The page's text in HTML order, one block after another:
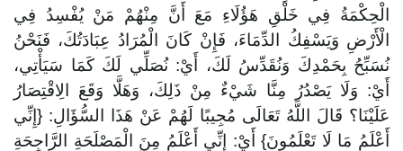
الْحِكْمَةُ فِي خَلْقِ هَؤُلَاءِ مَعَ أَنَّ مِنْهُمْ مَنْ يُفْسِدُ فِي
الْأَرْضِ وَيَسْفِكُ الدِّمَاءَ، فَإِنْ كَانَ الْمُرَادُ عِبَادَتُكَ، فَنَحْنُ
نُسَبِّحُ بِحَمْدِكَ وَنُقَدِّسُ لَكَ، أَيْ: نُصَلِّي لَكَ كَمَا سَيَأْتِي،
أَيْ: وَلَا يَصْدُرُ مِنَّا شَيْءٌ مِنْ ذَلِكَ، وَهَلَّا وَقَعَ الِاقْتِصَارُ
عَلَيْنَا؟ قَالَ اللَّهُ تَعَالَى مُجِيبًا لَهُمْ عَنْ هَذَا السُّؤَالِ: {إِنِّي
أَعْلَمُ مَا لَا تَعْلَمُونَ} أَيْ: إِنِّي أَعْلَمُ مِنَ الْمَصْلَحَةِ الرَّاجِحَةِ